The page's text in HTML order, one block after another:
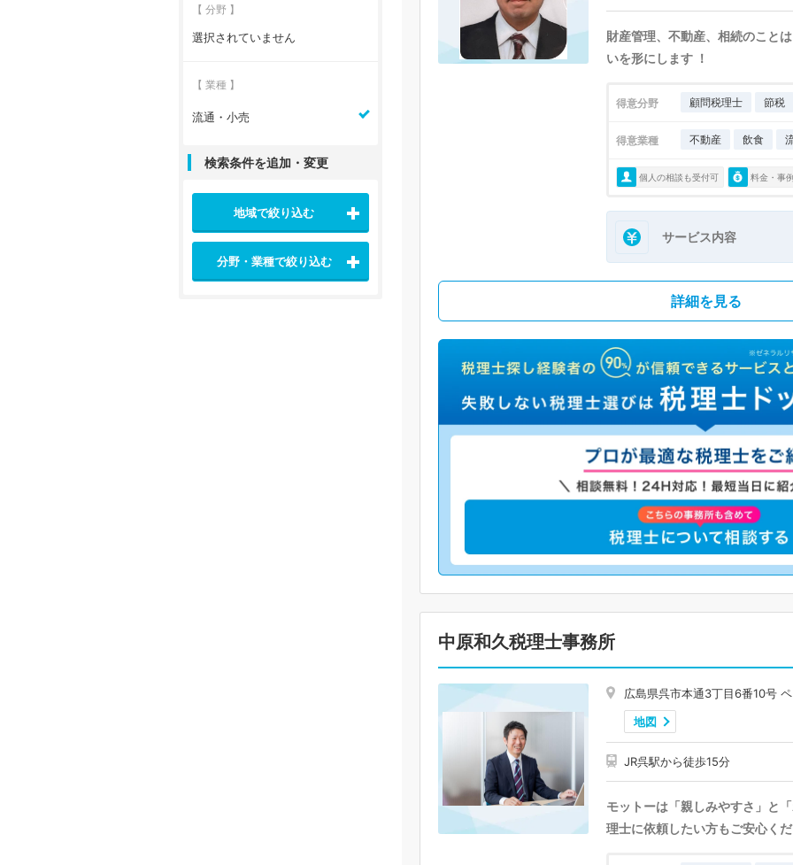
財産管理、不動産、相続のこと
いを形にします ！
得意分野 顧問税理士 節税
得意業種 不動産 飲食
個人の相談も受付可 料金・事
サービス内容
詳細を見る
中原和久税理士事務所
広島県呉市本通3丁目6番10号
地図
JR呉駅から徒歩15分
モットーは「親しみやすさ」と
理士に依頼したい方もご安心く
【 分野 】
選択されていません
【 業種 】
流通・小売
検索条件を追加・変更
地域で絞り込む
分野・業種で絞り込む